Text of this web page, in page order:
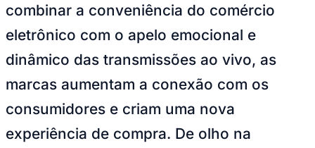
NFL
UFC
MLB
Atletismo
NBB
Competições de Futebol
combinar a conveniência do comércio
eletrônico com o apelo emocional e
dinâmico das transmissões ao vivo, as
marcas aumentam a conexão com os
consumidores e criam uma nova
experiência de compra. De olho na